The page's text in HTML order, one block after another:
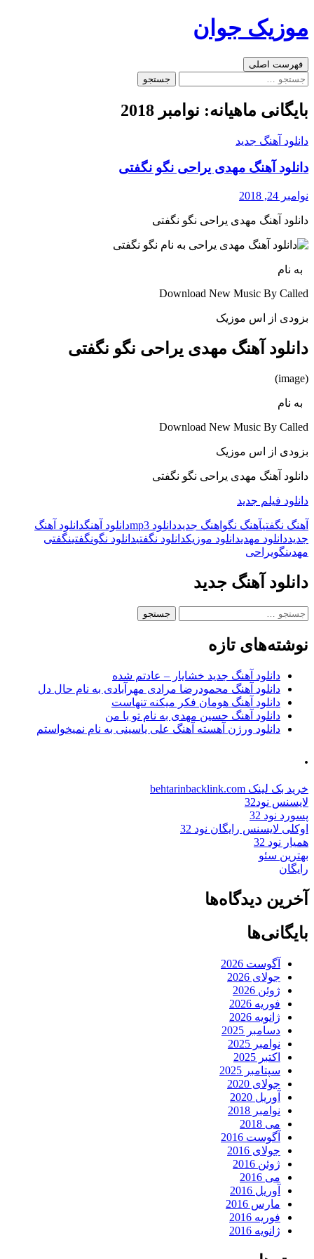
به
موزیک جوان
جست‌وجو
فهرست اصلی
جستجو
بایگانی ماهیانه: نوامبر 2018
دانلود آهنگ جدید
دانلود آهنگ مهدی یراحی نگو نگفتی
نوامبر 24, 2018
دانلود آهنگ مهدی یراحی نگو نگفتی
به نام
Download New Music By Called
بزودی از اس موزیک
دانلود آهنگ مهدی یراحی نگو نگفتی
(image)
به نام
Download New Music By Called
بزودی از اس موزیک
دانلود آهنگ مهدی یراحی نگو نگفتی
دانلود فیلم جدید
آهنگ نگفتیآهنگ نگو اهنگ جدیددانلود mp3 دانلود آهنگدانلود آهنگ
جدیددانلود مهدیدانلود موزیکدانلود نگفتیدانلود نگونگفتینگفتی
مهدینگویراحی
دانلود آهنگ جدید
جستجو
نوشته‌های تازه
دانلود آهنگ جدید خشایار – عادتم شده
دانلود آهنگ محمودرضا مرادی مهرآبادی به نام حال دل
دانلود آهنگ هومان فکر میکنه تنهاست
دانلود آهنگ حسین مهدی به نام تو با من
دانلود ورژن آهسته آهنگ علی یاسینی به نام نمیخواستم
.
خرید بک لینک behtarinbacklink.com
لایسنس نود32
پسورد نود 32
اوکلی لایسنس رایگان نود 32
همیار نود 32
بهترین سئو
رایگان
آخرین دیدگاه‌ها
بایگانی‌ها
آگوست 2026
جولای 2026
ژوئن 2026
فوریه 2026
ژانویه 2026
دسامبر 2025
نوامبر 2025
اکتبر 2025
سپتامبر 2025
جولای 2020
آوریل 2020
نوامبر 2018
می 2018
آگوست 2016
جولای 2016
ژوئن 2016
می 2016
آوریل 2016
مارس 2016
فوریه 2016
ژانویه 2016